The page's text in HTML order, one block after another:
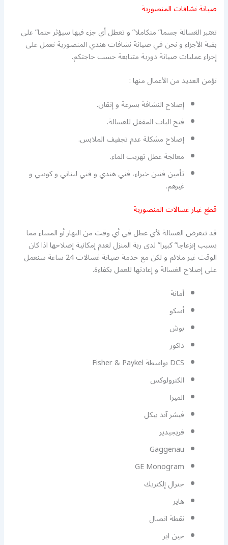
صيانة نشافات المنصورية
تعتبر الغسالة جسما” متكاملا” و تعطل أي جزء فيها سيؤثر حتما” على
بقية الأجزاء و نحن في صيانة نشافات هندي المنصورية نعمل على
إجراء عمليات صيانة دورية متتابعة حسب حاجتكم.
نؤمن العديد من الأعمال منها :
إصلاح النشافة بسرعة و إتقان.
فتح الباب المقفل للغسالة.
إصلاح مشكلة عدم تجفيف الملابس.
معالجة عطل تهريب الماء.
تأمين فنين خبراء، فني هندي و فني لبناني و كويتي و
غيرهم.
قطع غيار غسالات المنصورية
قد تتعرض الغسالة لأي عطل في أي وقت من النهار أو المساء مما
يسبب إنزعاجا” كبيرا” لدى ربة المنزل لعدم إمكانية إصلاحها اذا كان
الوقت غير ملائم و لكن مع خدمة صيانة غسالات 24 ساعة سنعمل
على إصلاح الغسالة و إعادتها للعمل بكفاءة.
أمانة
أسكو
بوش
داكور
DCS بواسطة Fisher & Paykel
الكترولوكس
الميرا
فيشر آند بيكل
فريجيدير
Gaggenau
GE Monogram
جنرال إلكتريك
هاير
نقطة اتصال
جين اير